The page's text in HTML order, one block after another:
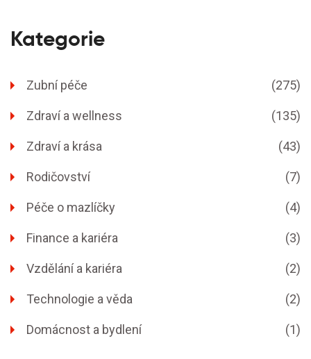
Kategorie
Zubní péče (275)
Zdraví a wellness (135)
Zdraví a krása (43)
Rodičovství (7)
Péče o mazlíčky (4)
Finance a kariéra (3)
Vzdělání a kariéra (2)
Technologie a věda (2)
Domácnost a bydlení (1)